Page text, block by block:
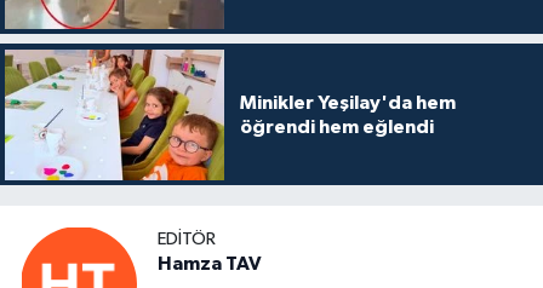
Minikler Yeşilay'da hem
öğrendi hem eğlendi
EDITÖR
Hamza TAV